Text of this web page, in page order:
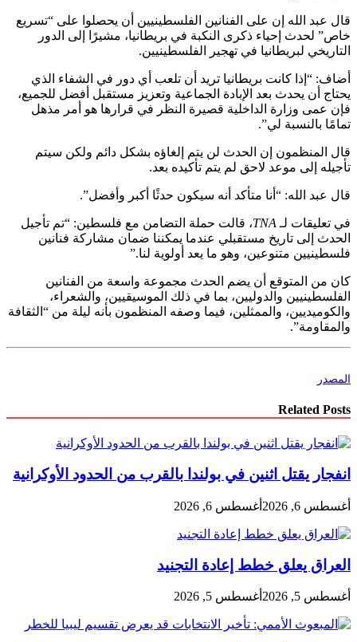
قال عبد الله إن على الفنانين الفلسطينيين أن يحصلوا على “تسريع
خاص” لحدث إحياء ذكرى النكبة في بريطانيا، مشيرًا إلى الدور
التاريخي لبريطانيا في تهجير الفلسطينيين.
أضاف: “إذا كانت بريطانيا تريد أن تلعب أي دور في الشفاء الذي
يحتاج أن يحدث بعد الإبادة الجماعية وتعزيز مستقبل أفضل للجميع،
فإن عمى وزارة الداخلية قصيرة النظر في قرارها هو أمر مذهل
تمامًا بالنسبة لي”.
قال المنظمون إن الحدث لن يتم إلغاؤه بشكل دائم ولكن سيتم
تأجيله إلى موعد لاحق لم يتم تأكيده بعد.
قال عبد الله: “أنا متأكد أنه سيكون حدثًا أكبر وأفضل”.
في تعليقات لـ TNA، قالت حملة التضامن مع فلسطين: “تم تأجيل
الحدث إلى تاريخ مستقبلي عندما يمكننا ضمان مشاركة فنانين
فلسطينيين متنوعين، وهو ما يعد أولوية لنا.”
كان من المتوقع أن يضم الحدث مجموعة واسعة من الفنانين
الفلسطينيين والدوليين، بما في ذلك الموسيقيين، والشعراء،
والكوميديين، والممثلين، فيما وصفه المنظمون بأنه ليلة من “الثقافة
والمقاومة”.
المصدر
Related Posts
انفجار يقتل اثنين في بولندا بالقرب من الحدود الأوكرانية
أغسطس 6, 2026 أغسطس 6, 2026
العراق يعلق خطط إعادة التجنيد
أغسطس 5, 2026 أغسطس 5, 2026